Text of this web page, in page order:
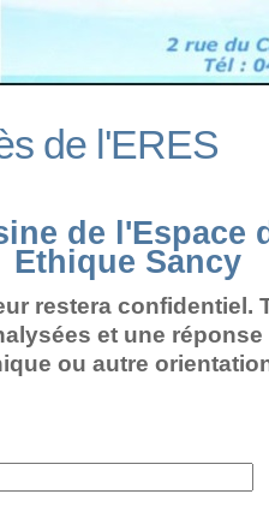
de l'ERES
de l'Espace
Ethique Sancy
restera confidentiel.
et une
ou autre